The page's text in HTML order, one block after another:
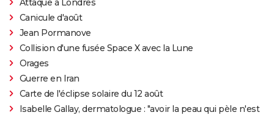
Canicule d'août
Jean Pormanove
Collision d'une fusée Space X avec la Lune
Orages
Guerre en Iran
Carte de l'éclipse solaire du 12 août
Isabelle Gallay, dermatologue : "avoir la peau qui pèle n'est